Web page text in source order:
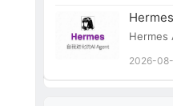
Hermes
2026-